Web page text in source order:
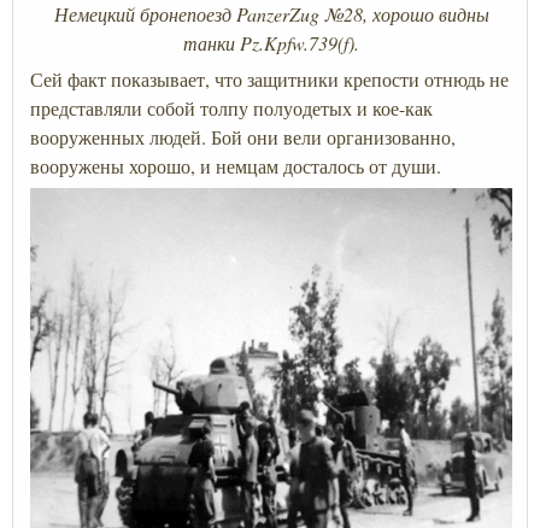
Немецкий бронепоезд PanzerZug №28, хорошо видны
танки Pz.Kpfw.739(f).
Сей факт показывает, что защитники крепости отнюдь не
представляли собой толпу полуодетых и кое-как
вооруженных людей. Бой они вели организованно,
вооружены хорошо, и немцам досталось от души.